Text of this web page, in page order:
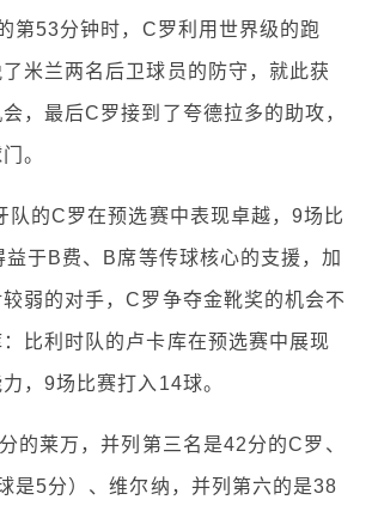
第53分钟时，C罗利用世界级的跑
米兰两名后卫球员的防守，就此获
，最后C罗接到了夸德拉多的助攻，
。
队的C罗在预选赛中表现卓越，9场比
于B费、B席等传球核心的支援，加
弱的对手，C罗争夺金靴奖的机会不
比利时队的卢卡库在预选赛中展现
，9场比赛打入14球。
的莱万，并列第三名是42分的C罗、
是5分）、维尔纳，并列第六的是38